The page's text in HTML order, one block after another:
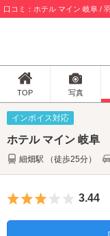
口コミ：ホテル マイン 岐阜 /
TOP 写真
インボイス対応
ホテル マイン 岐阜
細畑駅 （徒歩25分）
5つ星の
3.44